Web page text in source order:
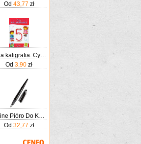
Od 43,77 zł
Moja kaligrafia. Cyferki
Od3,90 zł
Online Pióro Do Kaligrafii Wieczne Air Czarne Szeroka Stalówka O Grubości Kreski 1 4mm Standardowych Wkładów Atramentowych
Od 32,77 zł